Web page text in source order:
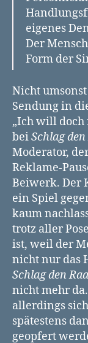
eigenes
Der
Form der
Nicht
Sendung in
„Ich will doch
beiSchlag den
Moderator,
Reklame-
Beiwerk. Der
ein Spiel
kaum
trotz aller
ist, weil der
nicht nur das
Schlag den
nicht mehr
allerdings
spätestens
geopfert